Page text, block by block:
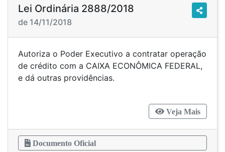
Lei Ordinária 2888/2018
de 14/11/2018
Autoriza o Poder Executivo a contratar operação
de crédito com a CAIXA ECONÔMICA FEDERAL,
e dá outras providências.
Veja Mais
Documento Oficial